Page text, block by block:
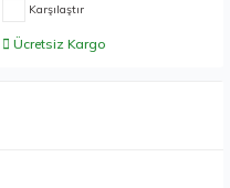
Karşılaştır
Ücretsiz Kargo